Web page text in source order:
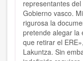
representantes
Gobierno vasco.
rigurosa la
pretende alegar la
que retirar el
Lakuntza. Sin